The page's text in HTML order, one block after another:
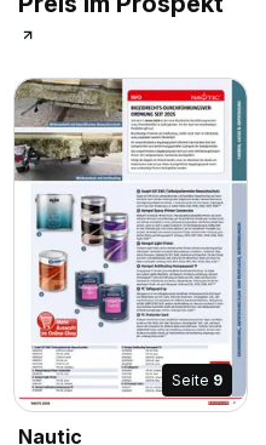
Seite 9
Nautic